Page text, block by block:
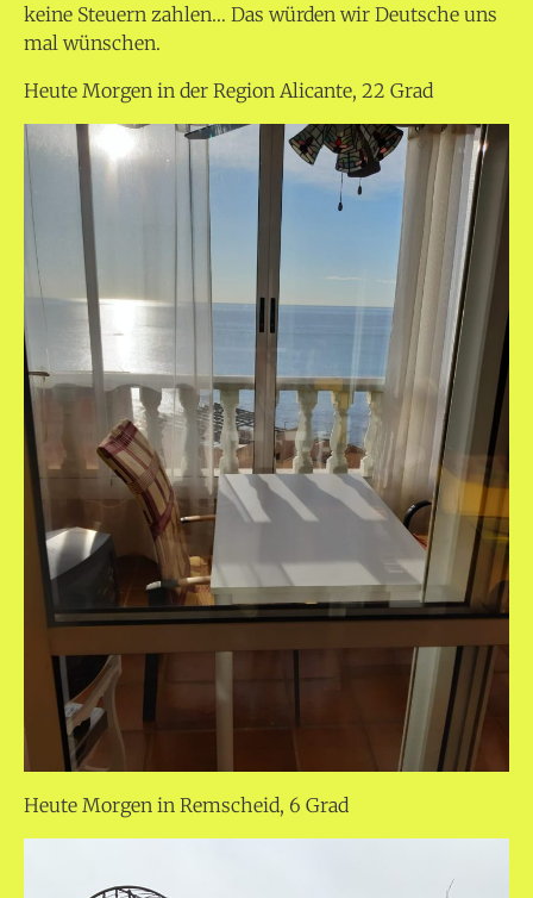
keine Steuern zahlen… Das würden wir Deutsche uns
mal wünschen.
Heute Morgen in der Region Alicante, 22 Grad
Heute Morgen in Remscheid, 6 Grad